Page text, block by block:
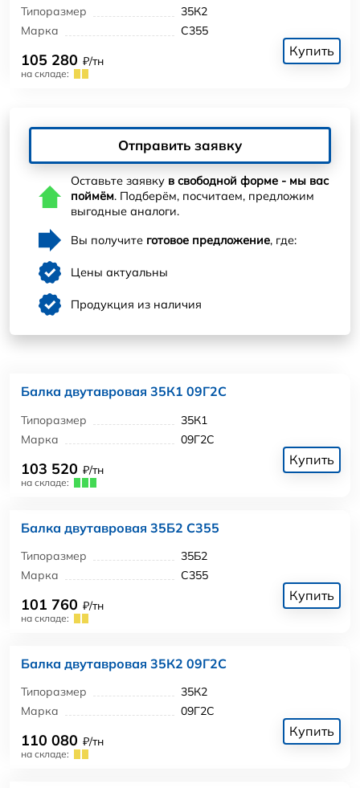
Типоразмер
35К2
Марка
С355
105 280 ₽/тн
на складе:
Купить
Отправить заявку
Оставьте заявку в свободной форме - мы вас
поймём. Подберём, посчитаем, предложим
выгодные аналоги.
Вы получите готовое предложение, где:
Цены актуальны
Продукция из наличия
Балка двутавровая 35К1 09Г2С
Типоразмер
35К1
Марка
09Г2С
103 520 ₽/тн
на складе:
Купить
Балка двутавровая 35Б2 С355
Типоразмер
35Б2
Марка
С355
101 760 ₽/тн
на складе:
Купить
Балка двутавровая 35К2 09Г2С
Типоразмер
35К2
Марка
09Г2С
110 080 ₽/тн
на складе:
Купить